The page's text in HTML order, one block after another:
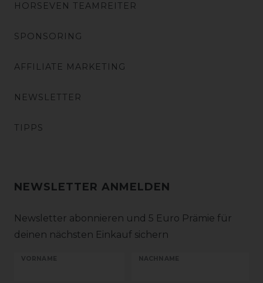
HORSEVEN TEAMREITER
SPONSORING
AFFILIATE MARKETING
NEWSLETTER
TIPPS
NEWSLETTER ANMELDEN
Newsletter abonnieren und 5 Euro Prämie für
deinen nächsten Einkauf sichern
VORNAME NACHNAME